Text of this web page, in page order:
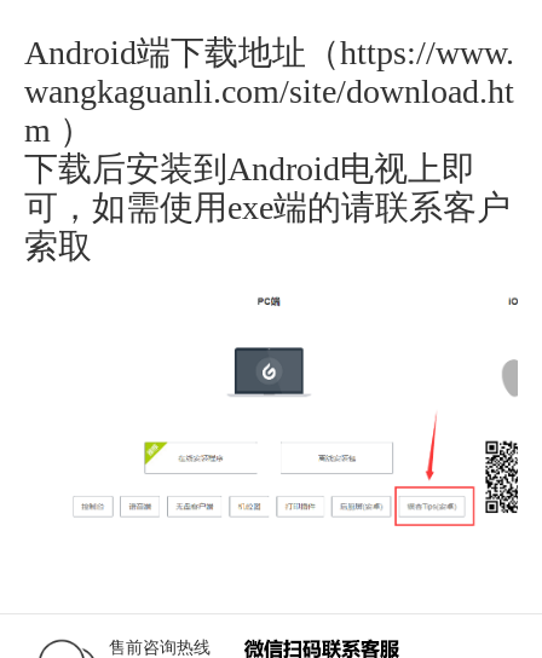
Android端下载地址（https://www.
wangkaguanli.com/site/download.ht
m ）
下载后安装到Android电视上即
可，如需使用exe端的请联系客户
索取
售前咨询热线